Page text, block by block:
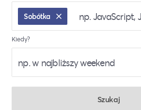
Sobótka
Kiedy?
Szukaj